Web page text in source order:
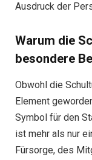
Ausdruck der
Warum die
besondere
Obwohl die
Element
Symbol für den
ist mehr als nur
Fürsorge, des